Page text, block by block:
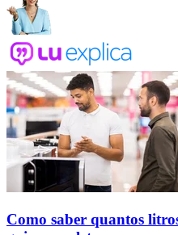
Como saber quantos